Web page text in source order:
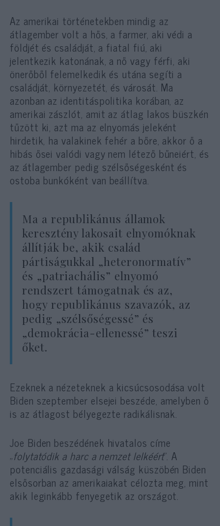
Az amerikai történetekben mindig az
átlagember volt a hős, a farmer, aki védi a
földjét és családját, a fiatal fiú, aki
jelentkezik katonának, a nő vagy férfi, aki
önerőből felemelkedik és utána segíti a
családját, környezetét, és városát. Ma
azonban az identitáspolitika korában, az
amerikai zászlót, amit az átlag lakos büszkén
tűzött ki, azt ma az elnyomás jeleként
hirdetik, ha valakinek fehér a bőre, akkor ő a
hibás ősei valódi vagy nem létező bűneiért, és
az átlagember pedig szélsőségesként és
ostoba bunkóként van beállítva.
Ma a republikánus államok
keresztény lakosait elnyomóknak
állítják be, akik család
pártiságukkal „heteronormatív”
és „patriachális” elnyomó
rendszert támogatnak és az,
hogy republikánus szavazók, az
pedig „szélsőségessé” és
„demokrácia-ellenessé” teszi
őket.
Ezeknek a nézeteknek a kicsúcsosodása volt
Biden szeptember elsejei beszéde, amelyben ő
is az átlagost bélyegezte radikálisnak.
Joe Biden beszédének hivatalos címe
„folytatódik a harc a nemzet lelkéért”. A
potenciális gazdasági válság küszöbén Biden
elsősorban az amerikaiakat célozta meg, mint
akik leginkább fenyegetik az országot.